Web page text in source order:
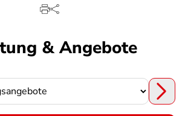
& Angebote